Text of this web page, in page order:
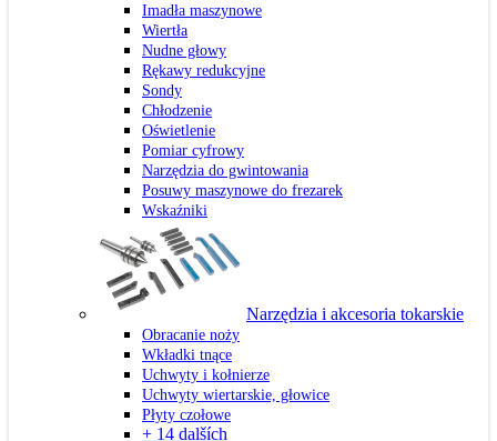
Imadła maszynowe
Wiertła
Nudne głowy
Rękawy redukcyjne
Sondy
Chłodzenie
Oświetlenie
Pomiar cyfrowy
Narzędzia do gwintowania
Posuwy maszynowe do frezarek
Wskaźniki
Narzędzia i akcesoria tokarskie
Obracanie noży
Wkładki tnące
Uchwyty i kołnierze
Uchwyty wiertarskie, głowice
Płyty czołowe
+ 14 dalších